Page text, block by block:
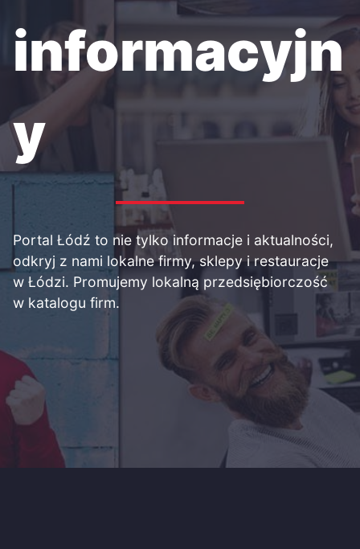
informacyjn
y
Portal Łódź to nie tylko informacje i aktualności,
odkryj z nami lokalne firmy, sklepy i restauracje
w Łódzi. Promujemy lokalną przedsiębiorczość
w katalogu firm.